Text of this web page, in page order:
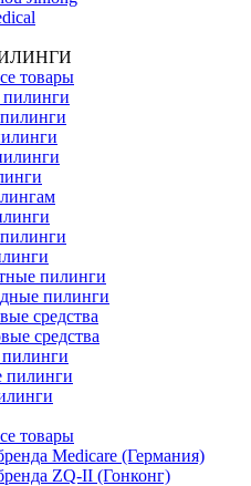
товары
пилинги
пилинги
средства
средства
пилинги
товары
Medicare (Германия)
ZQ-II (Гонконг)